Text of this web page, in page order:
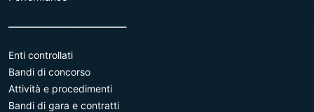
Enti controllati
Bandi di concorso
Attività e procedimenti
Bandi di gara e contratti